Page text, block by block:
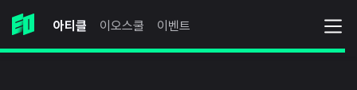
아티클 이오스쿨 이벤트